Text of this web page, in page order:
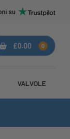
su
£0.00 0
VALVOLE